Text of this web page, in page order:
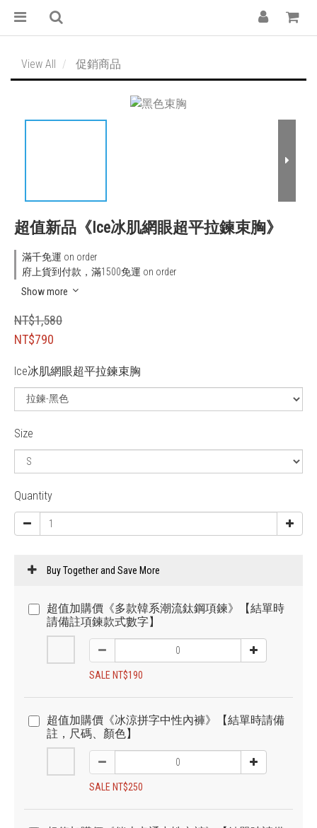
View All 促銷商品
超值新品《Ice冰肌網眼超平拉鍊束胸》
滿千免運 on order
府上貨到付款，滿1500免運 on order
Show more
NT$1,580
NT$790
Ice冰肌網眼超平拉鍊束胸
Size
Quantity
Buy Together and Save More
超值加購價《多款韓系潮流鈦鋼項鍊》【結單時
請備註項鍊款式數字】
SALE NT$190
超值加購價《冰涼拼字中性內褲》【結單時請備
註，尺碼、顏色】
SALE NT$250